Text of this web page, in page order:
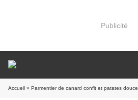
Publicité
Accueil » Parmentier de canard confit et patates douce